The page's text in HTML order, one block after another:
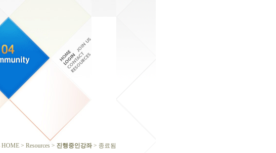
HOME > Resources > 진행중인강좌> 종료됨